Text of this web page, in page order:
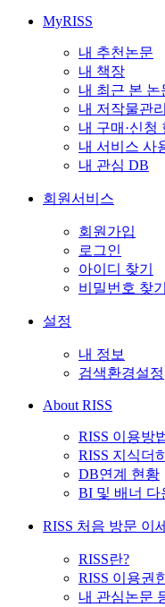
MyRISS
내 추천논문
내 책장
내 최근 본 논
내 저작물관리
내 구매·신청
내 서비스 사
내 관심 DB
회원서비스
회원가입
로그인
아이디 찾기
비밀번호 찾기
설정
내 정보
검색환경설정
About RISS
RISS 이용방
RISS 지식더
DB연계 현황
BI 및 배너 다
RISS 처음 방문 이
RISS란?
RISS 이용권
내 관심논문